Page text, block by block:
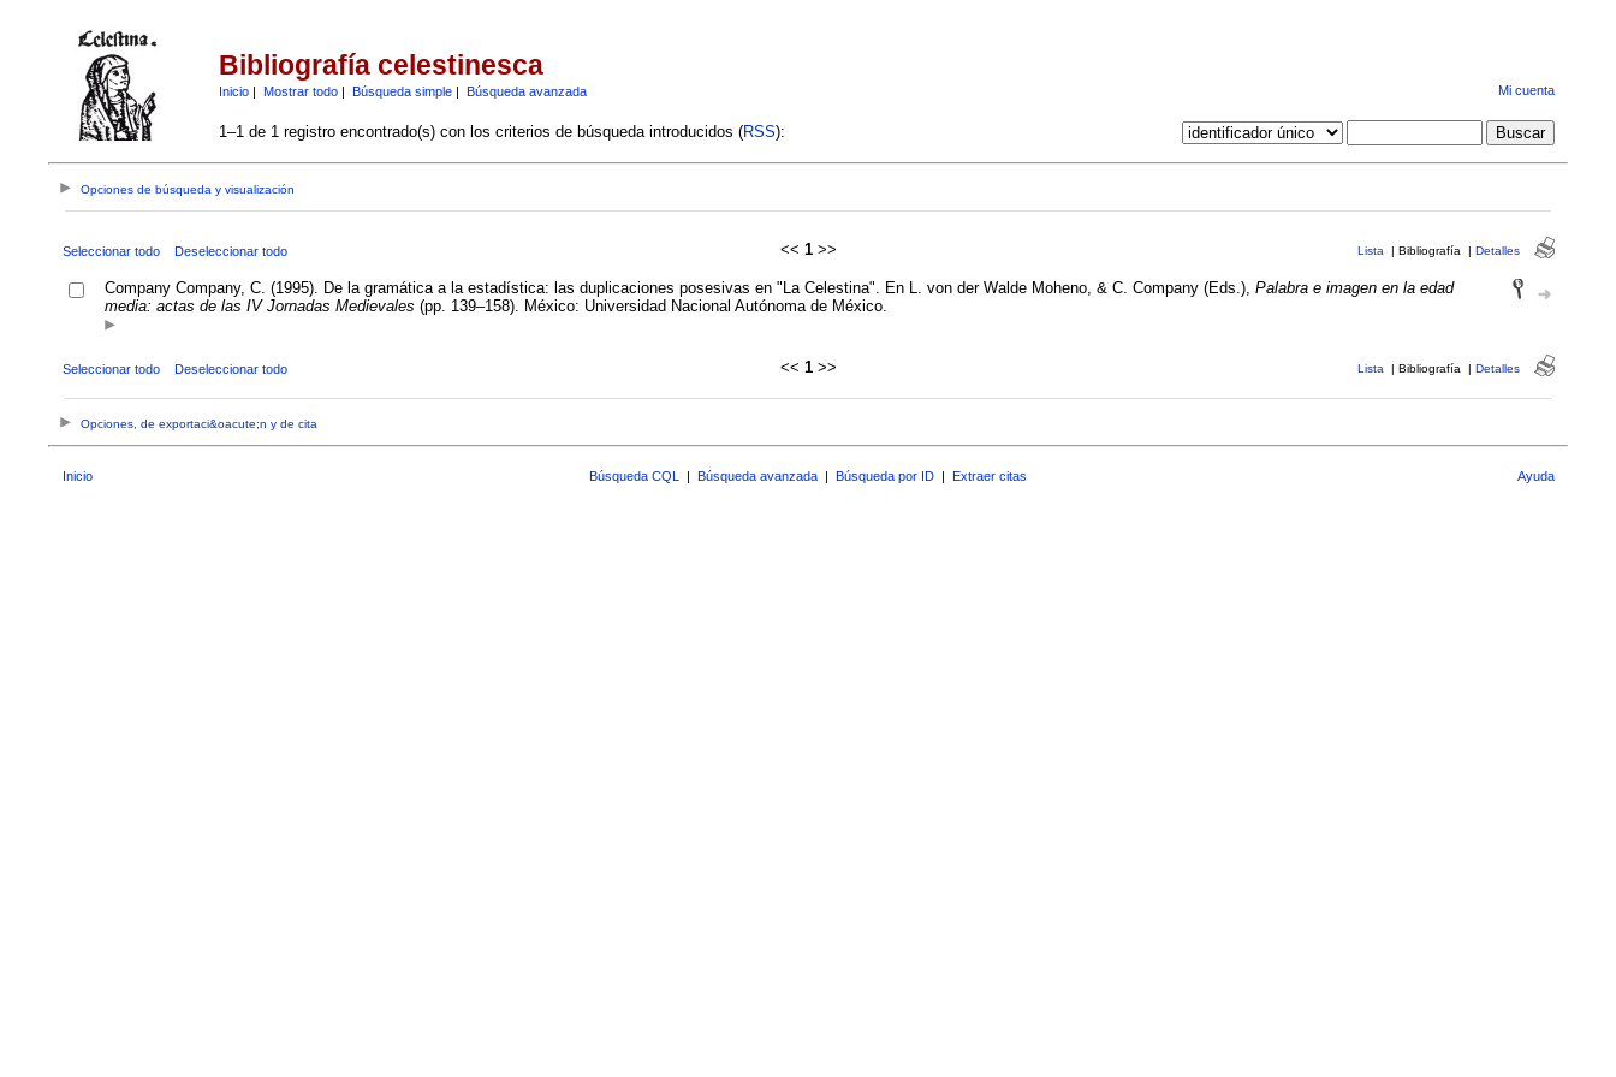
Bibliografía celestinesca
Inicio| Mostrar todo| Búsqueda simple| Búsqueda avanzada Mi cuenta
1–1 de 1 registro encontrado(s) con los criterios de búsqueda introducidos (RSS):
Opciones de búsqueda y visualización
Seleccionar todo Deseleccionar todo << 1>> Lista | Bibliografía | Detalles
Company Company, C. (1995). De la gramática a la estadística: las duplicaciones posesivas en "La Celestina". En L. von der Walde Moheno, & C. Company (Eds.), Palabra e imagen en la edad
media: actas de las IV Jornadas Medievales (pp. 139–158). México: Universidad Nacional Autónoma de México.
Seleccionar todo Deseleccionar todo << 1>> Lista | Bibliografía | Detalles
Opciones, de exportaci&oacute;n y de cita
Inicio Búsqueda CQL | Búsqueda avanzada | Búsqueda por ID | Extraer citas Ayuda